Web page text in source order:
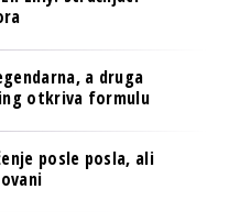
a druga
otkriva formulu
posle posla, ali